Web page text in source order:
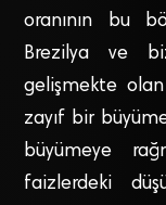
oranının bu
Brezilya ve
gelişmekte
zayıf bir
büyümeye
faizlerdeki